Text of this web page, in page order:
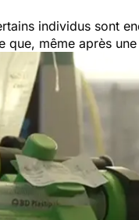
individus sont
que, même après